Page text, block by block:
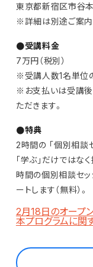
東京都新宿区市谷
※詳細は別途ご案内
●受講料金
7万円（税別）
※受講人数1名単位
※お支払いは受講後
ただきます。
●特典
2時間の ｢個別相談
｢学ぶ｣だけではな
時間の個別相談セッ
ートします（無料）。
2月18日のオープ
本プログラムに関